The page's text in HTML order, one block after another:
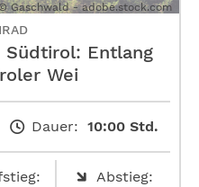
Gaschwald - adobe.stock.com
Südtirol: Entlang
Wei
Dauer: 10:00 Std.
Abstieg: